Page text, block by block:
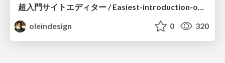
超入門サイトエディター / Easiest-introduction-of-Site-Editor
oleindesign
0 320